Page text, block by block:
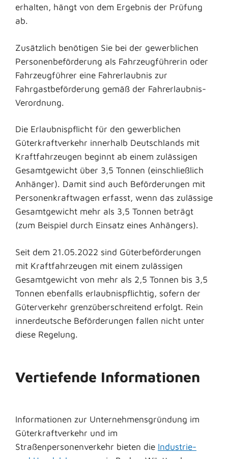
erhalten, hängt von dem Ergebnis der Prüfung
ab.
Zusätzlich benötigen Sie bei der gewerblichen
Personenbeförderung als Fahrzeugführerin oder
Fahrzeugführer eine Fahrerlaubnis zur
Fahrgastbeförderung gemäß der Fahrerlaubnis-
Verordnung.
Die Erlaubnispflicht für den gewerblichen
Güterkraftverkehr innerhalb Deutschlands mit
Kraftfahrzeugen beginnt ab einem zulässigen
Gesamtgewicht über 3,5 Tonnen (einschließlich
Anhänger). Damit sind auch Beförderungen mit
Personenkraftwagen erfasst, wenn das zulässige
Gesamtgewicht mehr als 3,5 Tonnen beträgt
(zum Beispiel durch Einsatz eines Anhängers).
Seit dem 21.05.2022 sind Güterbeförderungen
mit Kraftfahrzeugen mit einem zulässigen
Gesamtgewicht von mehr als 2,5 Tonnen bis 3,5
Tonnen ebenfalls erlaubnispflichtig, sofern der
Güterverkehr grenzüberschreitend erfolgt. Rein
innerdeutsche Beförderungen fallen nicht unter
diese Regelung.
Vertiefende Informationen
Informationen zur Unternehmensgründung im
Güterkraftverkehr und im
Straßenpersonenverkehr bieten die Industrie-